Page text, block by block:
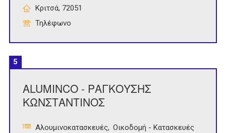
Κριτσά, 72051
Τηλέφωνο
5
ALUMINCO - ΡΑΓΚΟΥΣΗΣ
ΚΩΝΣΤΑΝΤΙΝΟΣ
Αλουμινοκατασκευές
Οικοδομή - Κατασκευές